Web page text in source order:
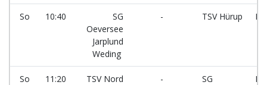
So 10:40
SG
Oeversee
Jarplund
Weding
- TSV Hürup
So 11:20
TSV Nord
-
SG